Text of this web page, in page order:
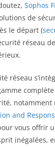
Sophos
de
le départ (
réseau
réseau
notamment
and
vous offrir
inégalées,